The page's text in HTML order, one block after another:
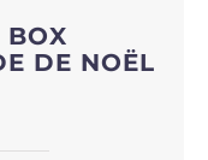
BOX
DE NOËL